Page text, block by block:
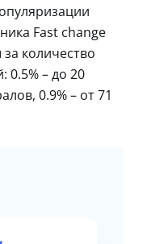
Fast change
количество
0.5% – до 20
0.9% – от 71